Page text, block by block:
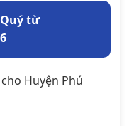
từ
Huyện Phú